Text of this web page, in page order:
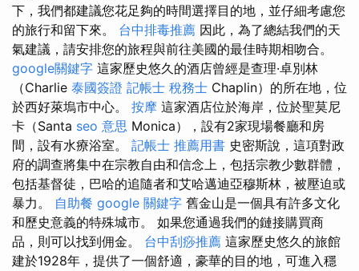
下，我們都建議您花足夠的時間選擇目的地，並仔細考慮您
的旅行和留下來。 台中排毒推薦 因此，為了總結我們的天
氣建議，請安排您的旅程與前往美國的最佳時期相吻合。
google關鍵字 這家歷史悠久的酒店曾經是查理·卓別林
（Charlie 泰國簽證 記帳士 稅務士 Chaplin）的所在地，位
於西好萊塢市中心。 按摩 這家酒店位於海岸，位於聖莫尼
卡（Santa seo 意思 Monica），設有2家現場餐廳和房
間，設有水療浴室。 記帳士 推薦用書 史密斯說，這項對政
府的調查將集中在宗教自由和信念上，包括宗教少數群體，
包括基督徒，巴哈的追隨者和艾哈邁迪亞穆斯林，被壓迫或
暴力。 自助餐 google 關鍵字 舊金山是一個具有許多文化
和歷史意義的特殊城市。 如果您通過我們的鏈接購買商
品，則可以找到佣金。 台中刮痧推薦 這家歷史悠久的旅館
建於1928年，提供了一個舒適，豪華的目的地，可進入穩